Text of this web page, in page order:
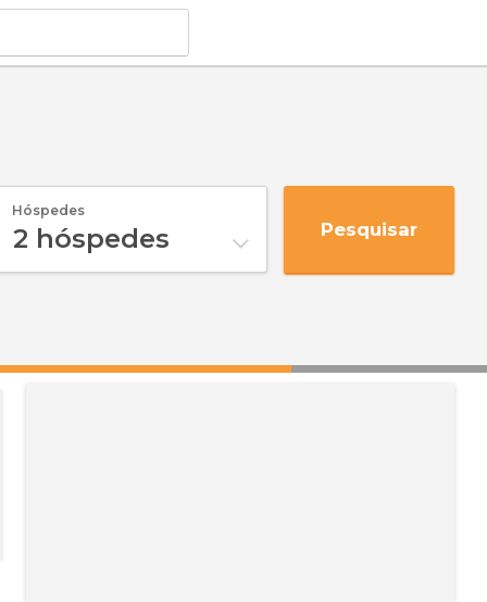
Hóspedes
2 hóspedes Pesquisar